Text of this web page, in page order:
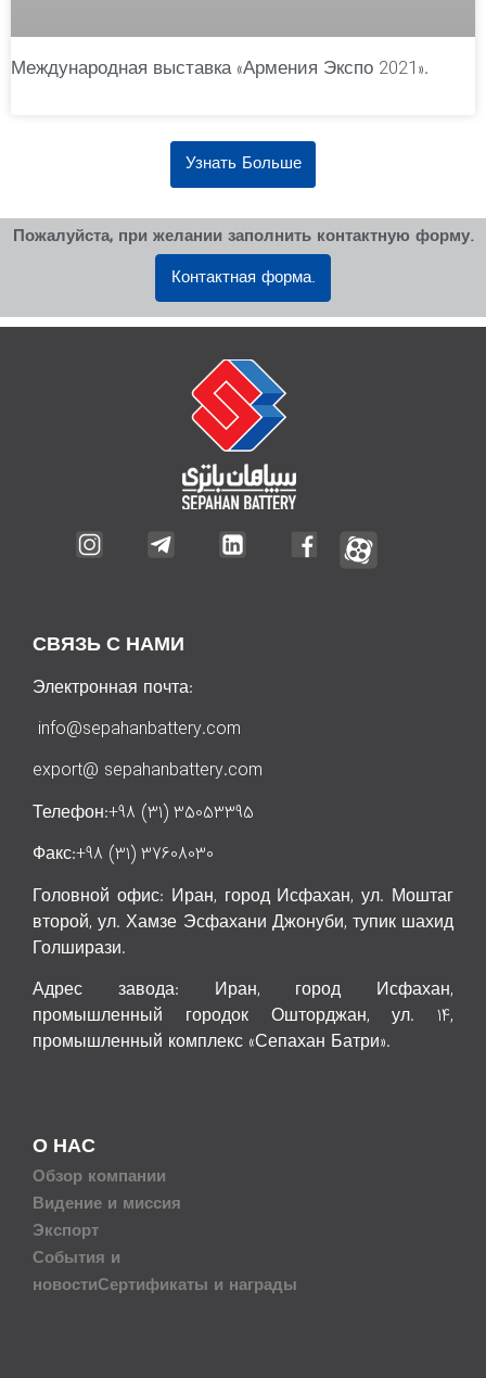
Международная выставка «Армения Экспо 2021».
Узнать Больше
Пожалуйста, при желании заполнить контактную форму.
Контактная форма.
СВЯЗЬ С НАМИ
Электронная почта:
info@sepahanbattery.com
export@ sepahanbattery.com
Телефон:+98 (31) 35053395
Факс:+98 (31) 37608030
Головной офис: Иран, город Исфахан, ул. Моштаг
второй, ул. Хамзе Эсфахани Джонуби, тупик шахид
Голширази.
Адрес завода: Иран, город Исфахан,
промышленный городок Ошторджан, ул. 14,
промышленный комплекс «Сепахан Батри».
О НАС
Обзор компании
Видение и миссия
Экспорт
События и
новостиСертификаты и награды